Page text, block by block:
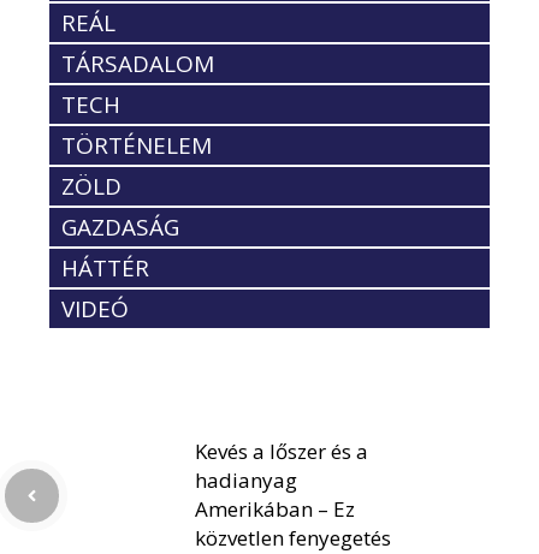
REÁL
TÁRSADALOM
TECH
TÖRTÉNELEM
ZÖLD
GAZDASÁG
HÁTTÉR
VIDEÓ
Kevés a lőszer és a
hadianyag
Amerikában – Ez
közvetlen fenyegetés